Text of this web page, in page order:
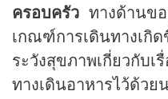
ครอบครัว ทางด้านข
เกณฑ์การเดินทางเกิ
ระวังสุขภาพเกี่ยวกับเ
ทางเดินอาหารไว้ด้วย